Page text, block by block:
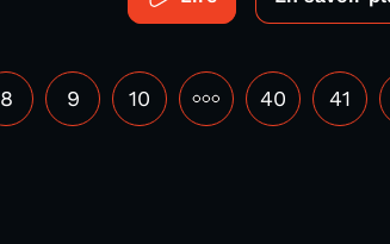
8 9 10 ••• 40 41